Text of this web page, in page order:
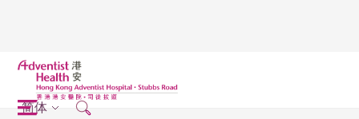
简体